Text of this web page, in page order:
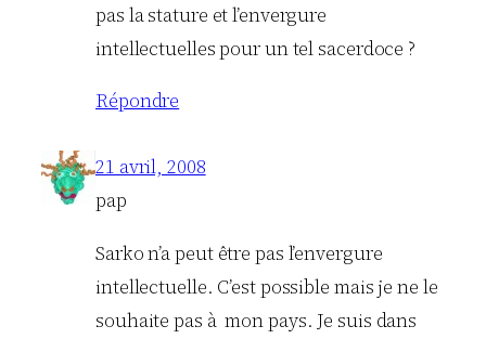
pas la stature et l’envergure
intellectuelles pour un tel sacerdoce ?
Répondre
21 avril, 2008
pap
Sarko n’a peut être pas l’envergure
intellectuelle. C’est possible mais je ne le
souhaite pas à mon pays. Je suis dans